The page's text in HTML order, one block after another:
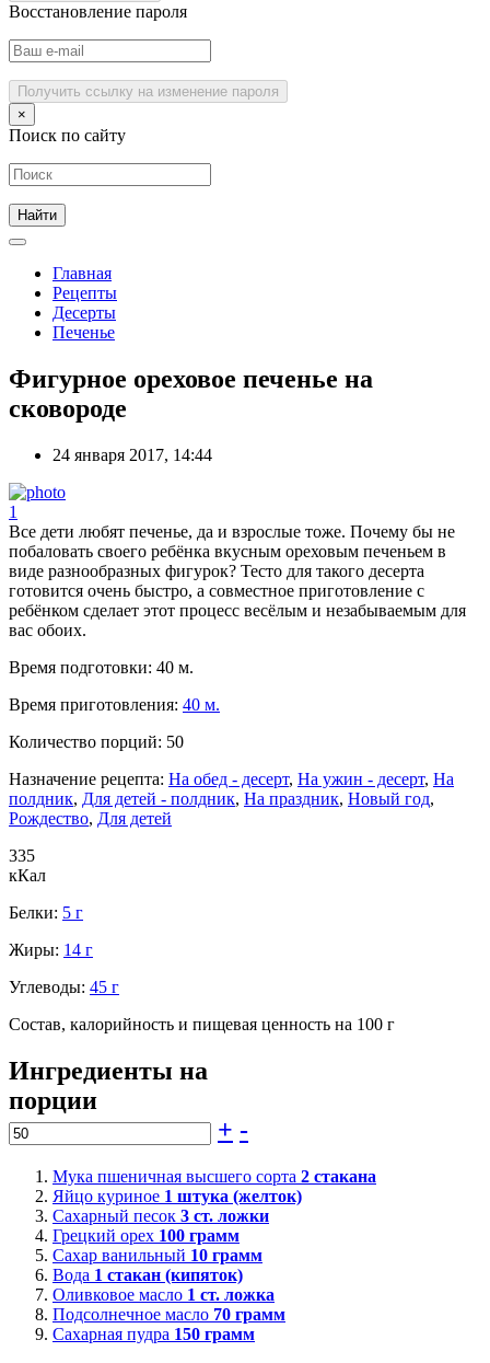
Восстановление пароля
Получить ссылку на изменение пароля
×
Поиск по сайту
Главная
Рецепты
Десерты
Печенье
Фигурное ореховое печенье на
сковороде
24 января 2017, 14:44
1
Все дети любят печенье, да и взрослые тоже. Почему бы не
побаловать своего ребёнка вкусным ореховым печеньем в
виде разнообразных фигурок? Тесто для такого десерта
готовится очень быстро, а совместное приготовление с
ребёнком сделает этот процесс весёлым и незабываемым для
вас обоих.
Время подготовки: 40 м.
Время приготовления: 40 м.
Количество порций: 50
Назначение рецепта: На обед - десерт, На ужин - десерт, На
полдник, Для детей - полдник, На праздник, Новый год,
Рождество, Для детей
335
кКал
Белки: 5 г
Жиры: 14 г
Углеводы: 45 г
Состав, калорийность и пищевая ценность на 100 г
Ингредиенты на
порции
+ -
Мука пшеничная высшего сорта 2 стакана
Яйцо куриное 1 штука (желток)
Сахарный песок 3 ст. ложки
Грецкий орех 100 грамм
Сахар ванильный 10 грамм
Вода 1 стакан (кипяток)
Оливковое масло 1 ст. ложка
Подсолнечное масло 70 грамм
Сахарная пудра 150 грамм